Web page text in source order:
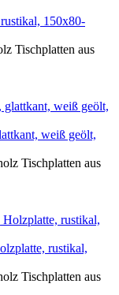
150x80-
Tischplatten aus
weiß geölt,
Tischplatten aus
rustikal,
Tischplatten aus